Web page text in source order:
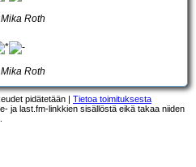
Roth
Roth
pidätetään | Tietoa toimituksesta
ja last.fm-linkkien sisällöstä eikä takaa niiden